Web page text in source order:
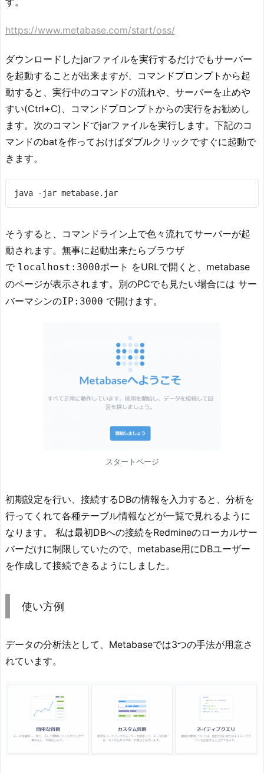
https://www.metabase.com/start/oss/
ダウンロードしたjarファイルを実行するだけでもサーバー
を起動することが出来ますが、コマンドプロンプトから起
動すると、実行中のコマンドの流れや、サーバーを止めや
すい(Ctrl+C)、コマンドプロンプトからの実行をお勧めし
ます。次のコマンドでjarファイルを実行します。下記のコ
マンドのbatを作っておけばダブルクリックですぐに起動で
きます。
そうすると、コマンドライン上で色々流れてサーバーが起
動されます。無事に起動出来たらブラウザ
で localhost:3000ポート をURLで開くと、metabase
のページが表示されます。別のPCでも見たい場合には サー
バーマシンのIP:3000 で開けます。
スタートページ
初期設定を行い、接続するDBの情報を入力すると、分析を
行ってくれて各種テーブル情報などが一覧で見れるように
なります。 私は最初DBへの接続をRedmineのローカルサー
バーだけに制限していたので、metabase用にDBユーザー
を作成して接続できるようにしました。
使い方例
データの分析法として、Metabaseでは3つの手法が用意さ
れています。